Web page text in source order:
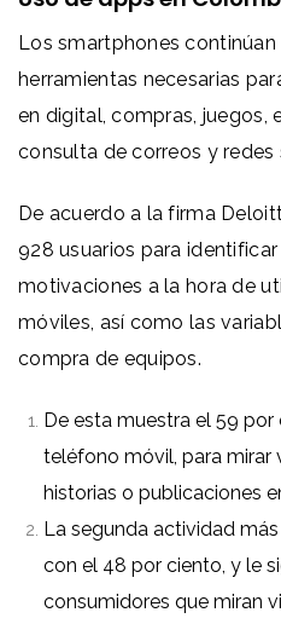
Los smartphones
herramientas necesarias
en digital, compras, juegos,
consulta de correos y redes
De acuerdo a la firma
928 usuarios para
motivaciones a la hora de
móviles, así como las
compra de equipos.
De esta muestra el 59 por
teléfono móvil, para
historias o publicaciones
La segunda actividad
con el 48 por ciento, y le
consumidores que miran